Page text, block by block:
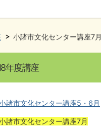
小諸市文化センター講座7月
年度講座
諸市文化センター講座5・6月
諸市文化センター講座7月